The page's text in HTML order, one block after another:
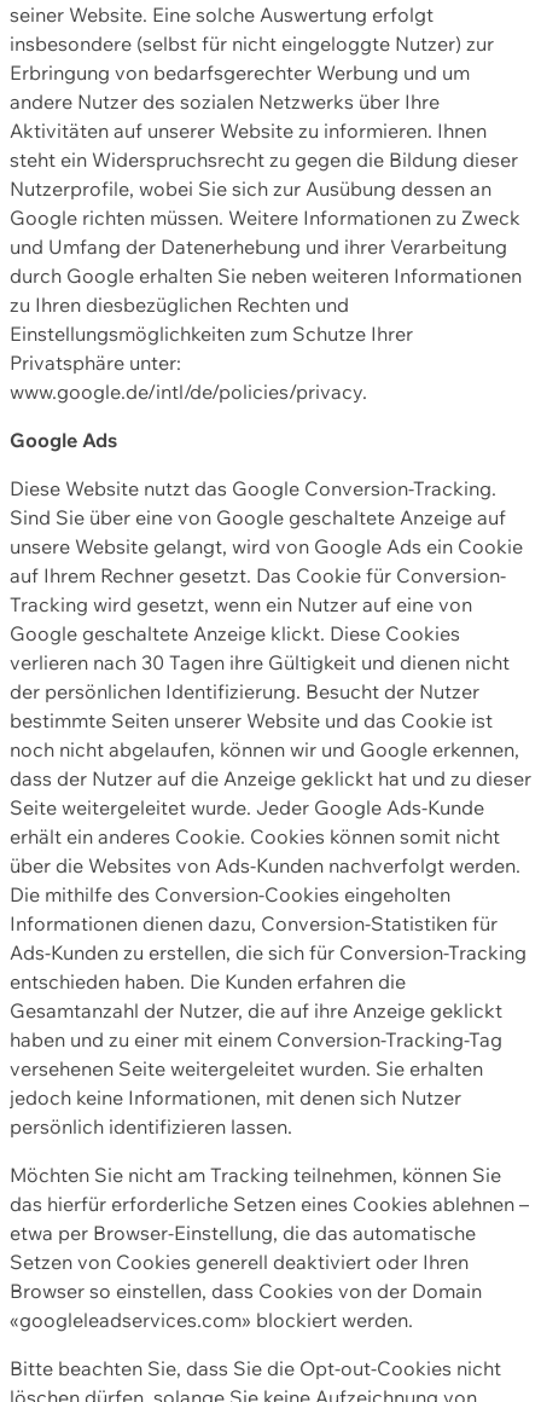
seiner Website. Eine solche Auswertung erfolgt
insbesondere (selbst für nicht eingeloggte Nutzer) zur
Erbringung von bedarfsgerechter Werbung und um
andere Nutzer des sozialen Netzwerks über Ihre
Aktivitäten auf unserer Website zu informieren. Ihnen
steht ein Widerspruchsrecht zu gegen die Bildung dieser
Nutzerprofile, wobei Sie sich zur Ausübung dessen an
Google richten müssen. Weitere Informationen zu Zweck
und Umfang der Datenerhebung und ihrer Verarbeitung
durch Google erhalten Sie neben weiteren Informationen
zu Ihren diesbezüglichen Rechten und
Einstellungsmöglichkeiten zum Schutze Ihrer
Privatsphäre unter:
www.google.de/intl/de/policies/privacy.
Google Ads
Diese Website nutzt das Google Conversion-Tracking.
Sind Sie über eine von Google geschaltete Anzeige auf
unsere Website gelangt, wird von Google Ads ein Cookie
auf Ihrem Rechner gesetzt. Das Cookie für Conversion-
Tracking wird gesetzt, wenn ein Nutzer auf eine von
Google geschaltete Anzeige klickt. Diese Cookies
verlieren nach 30 Tagen ihre Gültigkeit und dienen nicht
der persönlichen Identifizierung. Besucht der Nutzer
bestimmte Seiten unserer Website und das Cookie ist
noch nicht abgelaufen, können wir und Google erkennen,
dass der Nutzer auf die Anzeige geklickt hat und zu dieser
Seite weitergeleitet wurde. Jeder Google Ads-Kunde
erhält ein anderes Cookie. Cookies können somit nicht
über die Websites von Ads-Kunden nachverfolgt werden.
Die mithilfe des Conversion-Cookies eingeholten
Informationen dienen dazu, Conversion-Statistiken für
Ads-Kunden zu erstellen, die sich für Conversion-Tracking
entschieden haben. Die Kunden erfahren die
Gesamtanzahl der Nutzer, die auf ihre Anzeige geklickt
haben und zu einer mit einem Conversion-Tracking-Tag
versehenen Seite weitergeleitet wurden. Sie erhalten
jedoch keine Informationen, mit denen sich Nutzer
persönlich identifizieren lassen.
Möchten Sie nicht am Tracking teilnehmen, können Sie
das hierfür erforderliche Setzen eines Cookies ablehnen –
etwa per Browser-Einstellung, die das automatische
Setzen von Cookies generell deaktiviert oder Ihren
Browser so einstellen, dass Cookies von der Domain
«googleleadservices.com» blockiert werden.
Bitte beachten Sie, dass Sie die Opt-out-Cookies nicht